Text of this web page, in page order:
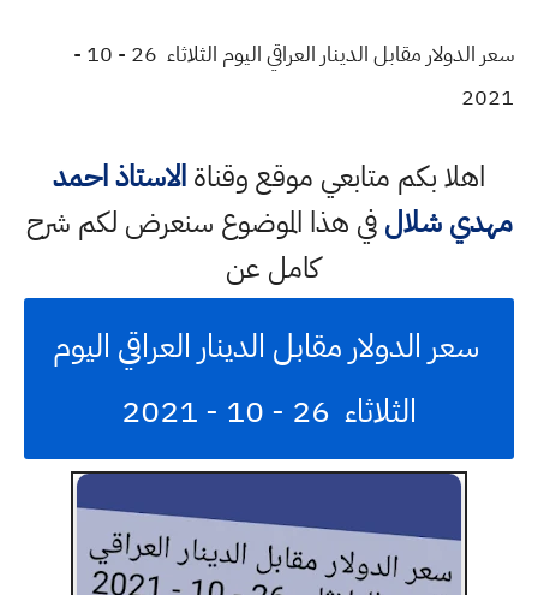
سعر الدولار مقابل الدينار العراقي اليوم الثلاثاء 26 - 10 -
2021
اهلا بكم متابعي موقع وقناةالاستاذ احمد
مهدي شلالفي هذا الموضوع سنعرض لكم شرح
كامل عن
سعر الدولار مقابل الدينار العراقي اليوم
الثلاثاء 26 - 10 - 2021